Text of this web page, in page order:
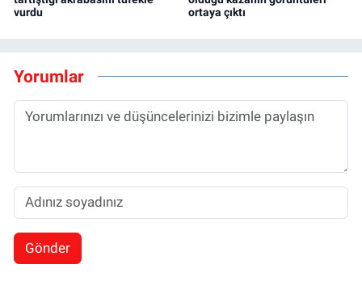
vurdu
ortaya çıktı
Yorumlar
Gönder